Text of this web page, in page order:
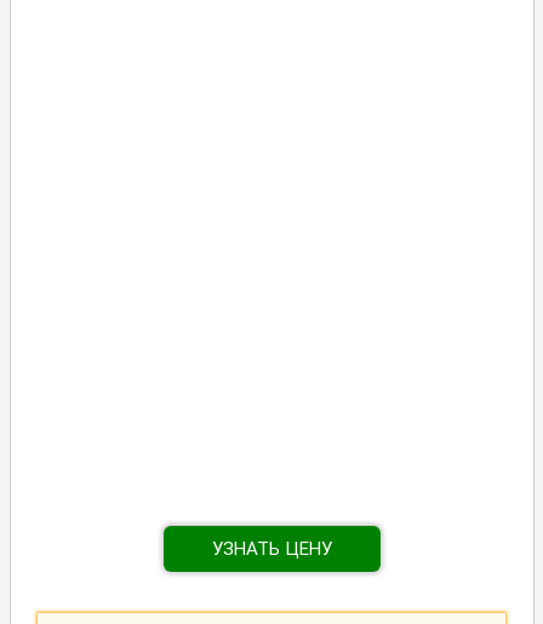
УЗНАТЬ ЦЕНУ